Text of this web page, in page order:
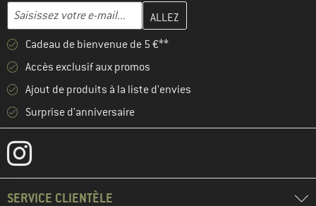
Adresse e-mail
Entrez votre adresse e-mail ici et créez votre compte client à la
Cadeau de bienvenue de 5 €**
Accès exclusif aux promos
Ajout de produits à la liste d'envies
Surprise d'anniversaire
SERVICE CLIENTÈLE